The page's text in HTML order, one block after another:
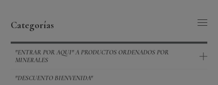
Categorías
"ENTRAR POR AQUI" A PRODUCTOS ORDENADOS POR
MINERALES
"DESCUENTO BIENVENIDA"